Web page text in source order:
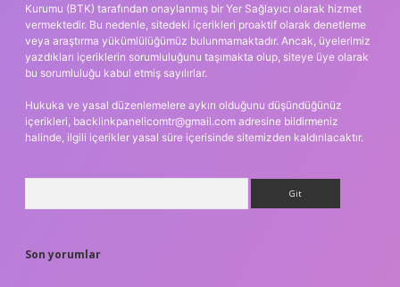
Kurumu (BTK) tarafından onaylanmış bir Yer Sağlayıcı olarak hizmet
vermektedir. Bu nedenle, sitedeki içerikleri proaktif olarak denetleme
veya araştırma yükümlülüğümüz bulunmamaktadır. Ancak, üyelerimiz
yazdıkları içeriklerin sorumluluğunu taşımakta olup, siteye üye olarak
bu sorumluluğu kabul etmiş sayılırlar.
Hukuka ve yasal düzenlemelere aykırı olduğunu düşündüğünüz
içerikleri, backlinkpanelicomtr@gmail.com adresine bildirmeniz
halinde, ilgili içerikler yasal süre içerisinde sitemizden kaldırılacaktır.
Son yorumlar